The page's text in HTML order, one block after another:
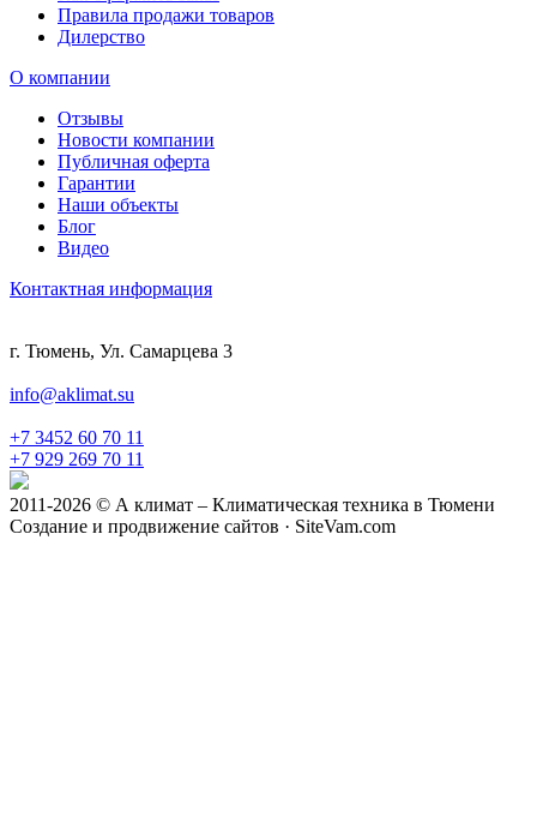
Правила продажи товаров
Дилерство
О компании
Отзывы
Новости компании
Публичная оферта
Гарантии
Наши объекты
Блог
Видео
Контактная информация
г. Тюмень, Ул. Самарцева 3
info@aklimat.su
+7 3452 60 70 11
+7 929 269 70 11
2011-2026 © А климат – Климатическая техника в Тюмени
Создание и продвижение сайтов · SiteVam.com